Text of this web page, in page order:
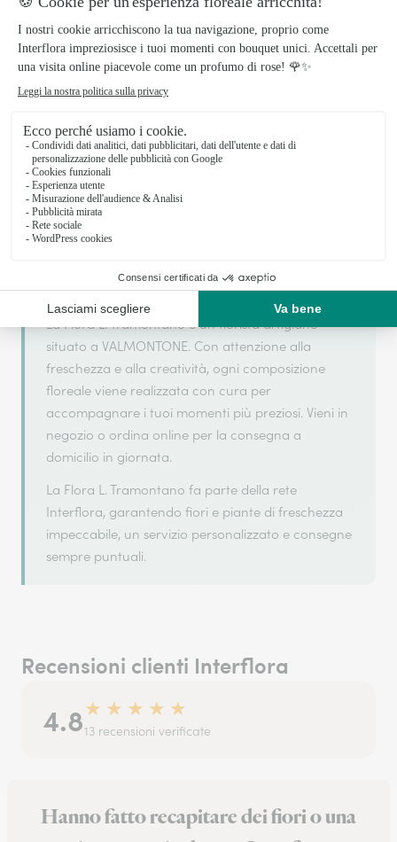
Il tuo fiorista artigiano a VALMONTONE
La Flora L. Tramontano si basa sulla sua
partnership con Interflora, rete di trasmissione
floreale di riferimento, per garantirti un servizio di
La Flora L. Tramontano è un fiorista artigiano
situato a VALMONTONE. Con attenzione alla
freschezza e alla creatività, ogni composizione
floreale viene realizzata con cura per
accompagnare i tuoi momenti più preziosi. Vieni in
negozio o ordina online per la consegna a
domicilio in giornata.
La Flora L. Tramontano fa parte della rete
Interflora, garantendo fiori e piante di freschezza
impeccabile, un servizio personalizzato e consegne
sempre puntuali.
Recensioni clienti Interflora
4.8★ ★ ★ ★ ★
13 recensioni verificate
Hanno fatto recapitare dei fiori o una